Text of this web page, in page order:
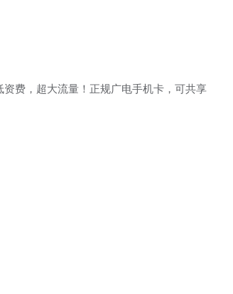
费，超大流量！正规广电手机卡，可共享